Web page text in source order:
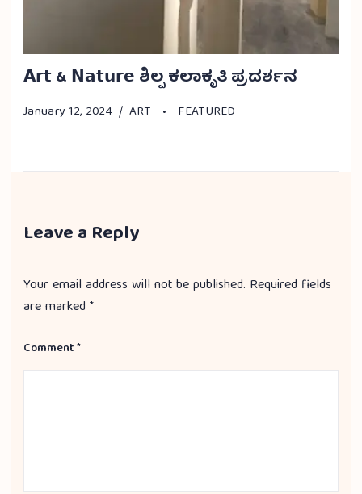
𝗔𝗿𝘁 & 𝗡𝗮𝘁𝘂𝗿𝗲 ಶಿಲ್ಪ ಕಲಾಕೃತಿ ಪ್ರದರ್ಶನ
January 12, 2024 ART FEATURED
Leave a Reply
Your email address will not be published. Required fields
are marked *
Comment*